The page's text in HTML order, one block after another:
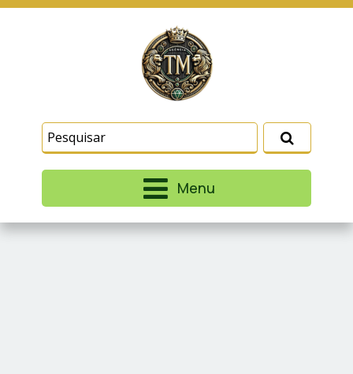
Menu
similares para lembrar e entender como você usa
nosso site, analisar seu uso de nossos produtos
e serviços, ajudar com nossos esforços de
marketing e fornecer conteúdo de terceiros. Leia
Termos e CondiçõesePolítica de